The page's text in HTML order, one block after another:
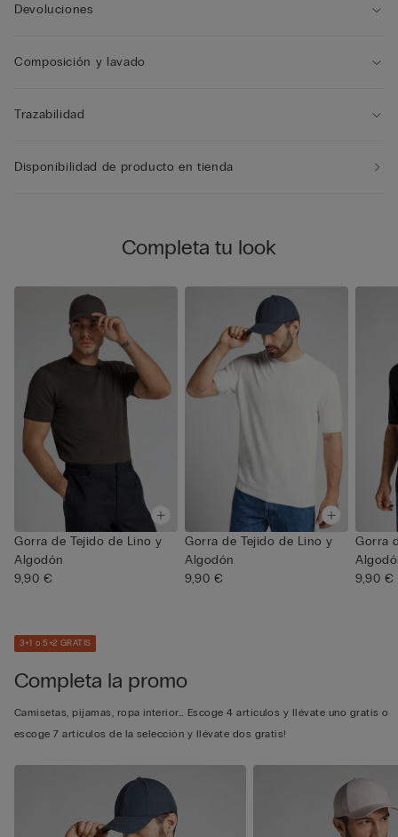
Devoluciones
Composición y lavado
Trazabilidad
Disponibilidad de producto en tienda
Completa tu look
Gorra de Tejido de Lino y
Algodón
9,90 €
Gorra de Tejido de Lino y
Algodón
9,90 €
Gorra
9,90 €
3+1 o 5+2 GRATIS
Completa la promo
Camisetas, pijamas, ropa interior… Escoge 4 artículos y llévate uno gratis o
escoge 7 artículos de la selección y llévate dos gratis!